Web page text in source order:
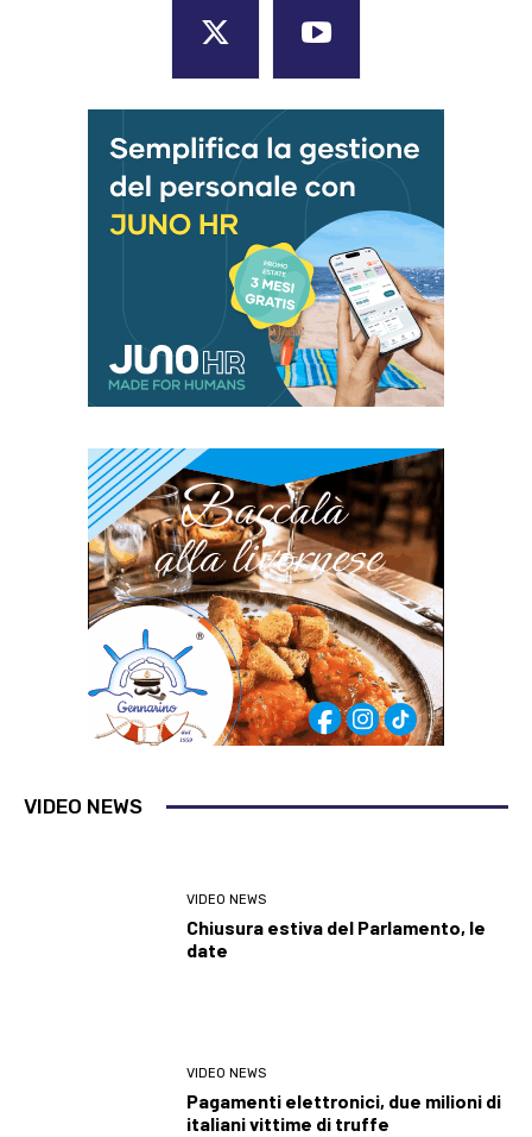
VIDEO NEWS
VIDEO NEWS
Chiusura estiva del Parlamento, le
date
VIDEO NEWS
Pagamenti elettronici, due milioni di
italiani vittime di truffe